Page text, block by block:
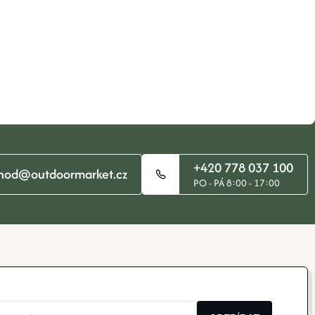
+420 778 037 100
PO - PÁ 8:00 - 17:00